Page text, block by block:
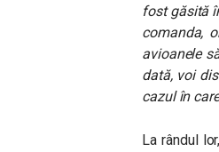
fost găsită
comanda,
avioanele
dată, voi
cazul în
La rândul